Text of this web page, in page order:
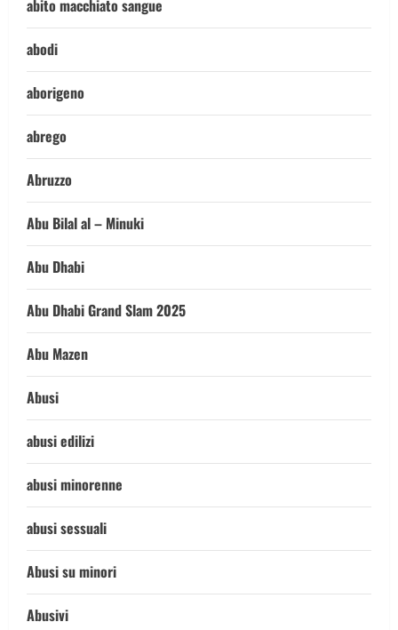
abito macchiato sangue
abodi
aborigeno
abrego
Abruzzo
Abu Bilal al – Minuki
Abu Dhabi
Abu Dhabi Grand Slam 2025
Abu Mazen
Abusi
abusi edilizi
abusi minorenne
abusi sessuali
Abusi su minori
Abusivi